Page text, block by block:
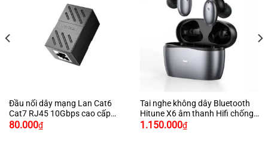
Đầu nối dây mạng Lan Cat6
Cat7 RJ45 10Gbps cao cấp
chính hãng Ugreen 20390 màu
80.000₫
Tai nghe không dây Bluetooth
Hitune X6 âm thanh Hifi chống
ồn chính hãng Ugreen 90242
1.150.000₫